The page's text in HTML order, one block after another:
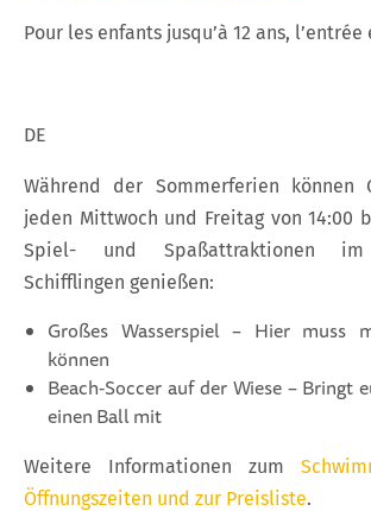
Pour les enfants jusqu’à 12 ans,
DE
Während der Sommerferien können
jeden Mittwoch und Freitag von 14:00
Spiel- und Spaßattraktionen im
Schifflingen genießen:
Großes Wasserspiel – Hier muss
können
Beach‑Soccer auf der Wiese – Bringt
einen Ball mit
Weitere Informationen zum
Öffnungszeiten und zur Preisliste.